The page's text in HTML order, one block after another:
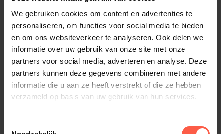
We gebruiken cookies om content en advertenties te
personaliseren, om functies voor social media te bieden
en om ons websiteverkeer te analyseren. Ook delen we
informatie over uw gebruik van onze site met onze
partners voor social media, adverteren en analyse. Deze
partners kunnen deze gegevens combineren met andere
informatie die u aan ze heeft verstrekt of die ze hebben
verzameld op basis van uw gebruik van hun services.
NAPOLEON NAPOLEON